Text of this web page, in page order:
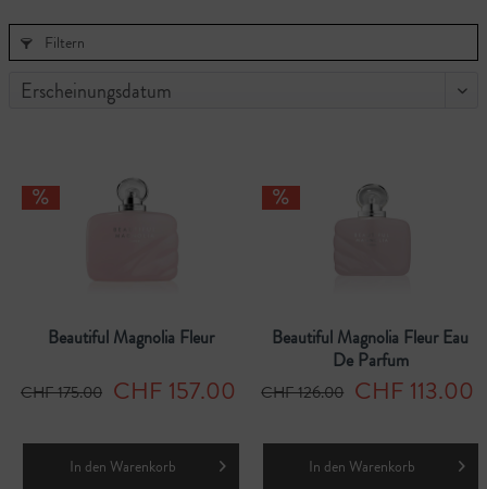
Filtern
Beautiful Magnolia Fleur
CHF 175.00 CHF 157.00
In den Warenkorb
Beautiful Magnolia Fleur Eau
De Parfum
CHF 126.00 CHF 113.00
In den Warenkorb